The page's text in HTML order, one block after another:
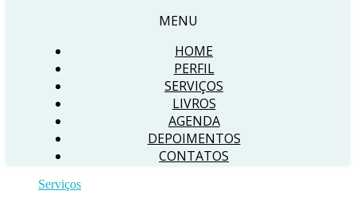
MENU
HOME
PERFIL
SERVIÇOS
LIVROS
AGENDA
DEPOIMENTOS
CONTATOS
Serviços